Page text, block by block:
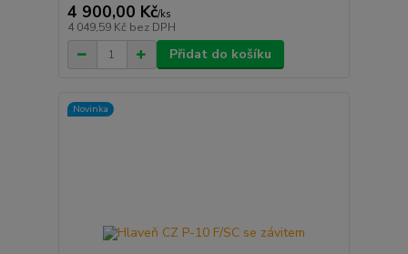
4 900,00 Kč/ks
4 049,59 Kč bez DPH
Přidat do košíku
Novinka